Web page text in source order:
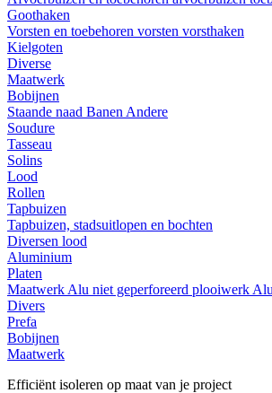
Goothaken
Vorsten en toebehoren vorsten vorsthaken
Kielgoten
Diverse
Maatwerk
Bobijnen
Staande naad Banen Andere
Soudure
Tasseau
Solins
Lood
Rollen
Tapbuizen
Tapbuizen, stadsuitlopen en bochten
Diversen lood
Aluminium
Platen
Maatwerk Alu niet geperforeerd plooiwerk
Divers
Prefa
Bobijnen
Maatwerk
Efficiënt isoleren op maat van je project